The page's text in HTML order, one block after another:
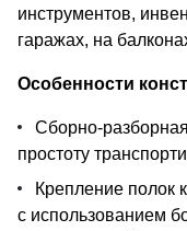
инструментов,
гаражах, на
Особенности
Сборно-
простоту
Крепление полок
с использованием